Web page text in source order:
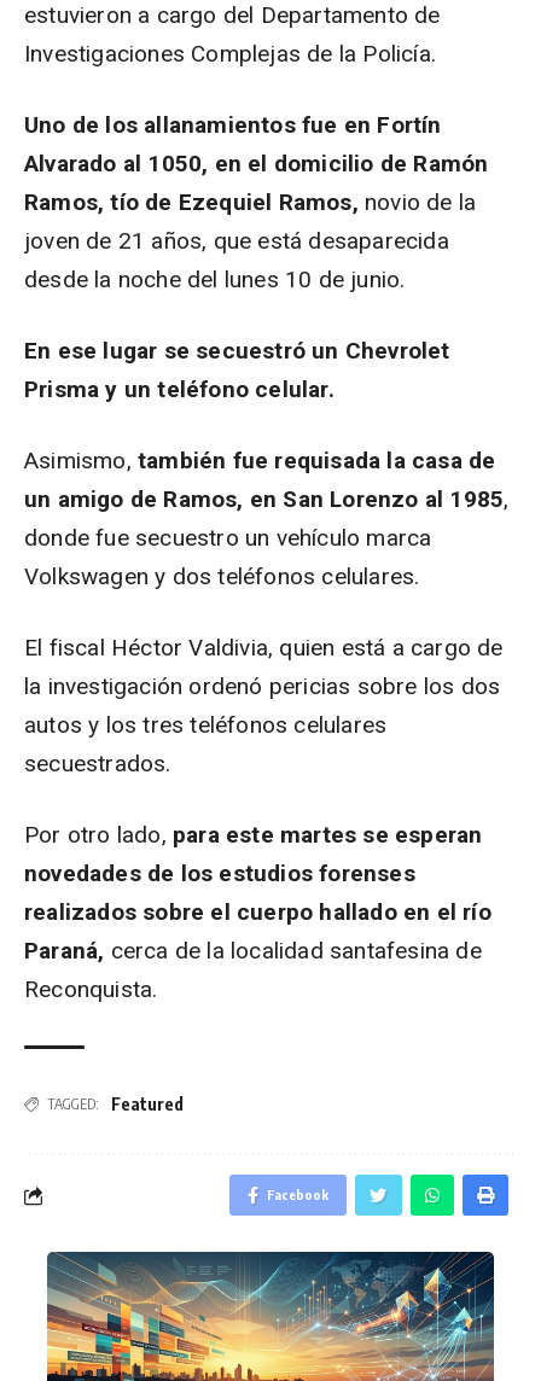
estuvieron a cargo del Departamento de
Investigaciones Complejas de la Policía.
Uno de los allanamientos fue en Fortín
Alvarado al 1050, en el domicilio de Ramón
Ramos, tío de Ezequiel Ramos, novio de la
joven de 21 años, que está desaparecida
desde la noche del lunes 10 de junio.
En ese lugar se secuestró un Chevrolet
Prisma y un teléfono celular.
Asimismo, también fue requisada la casa de
un amigo de Ramos, en San Lorenzo al 1985,
donde fue secuestro un vehículo marca
Volkswagen y dos teléfonos celulares.
El fiscal Héctor Valdivia, quien está a cargo de
la investigación ordenó pericias sobre los dos
autos y los tres teléfonos celulares
secuestrados.
Por otro lado, para este martes se esperan
novedades de los estudios forenses
realizados sobre el cuerpo hallado en el río
Paraná, cerca de la localidad santafesina de
Reconquista.
TAGGED: Featured
Facebook